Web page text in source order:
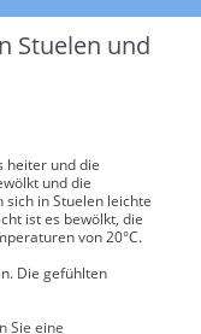
Stuelen und
heiter und die
und die
in Stuelen leichte
ist es bewölkt, die
von 20°C.
Die gefühlten
Sie eine